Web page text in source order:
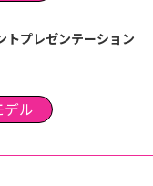
トプレゼンテーション
デル